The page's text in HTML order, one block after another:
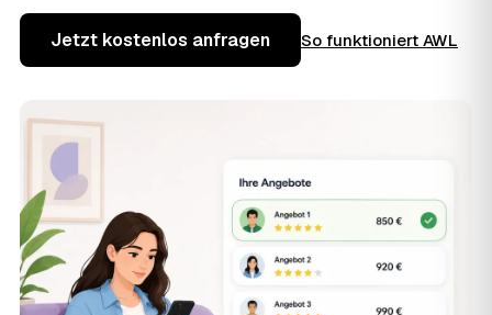
Jetzt kostenlos anfragen So funktioniert AWL